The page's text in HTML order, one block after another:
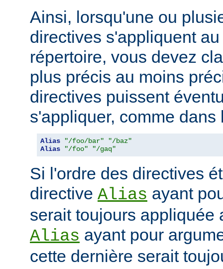
Ainsi, lorsqu'une ou
directives s'appliquent
répertoire, vous devez
plus précis au moins
directives puissent
s'appliquer, comme
Alias "/foo/bar"
"/baz"
Alias
"/foo" "/gaq"
Si l'ordre des directives
directive Alias ayant
serait toujours appliquée
Alias ayant pour
cette dernière serait